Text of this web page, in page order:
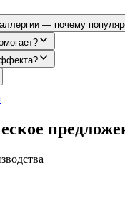
— почему